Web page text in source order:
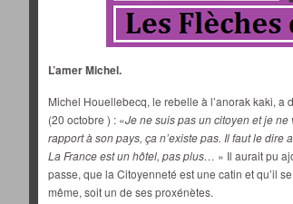
L’amer Michel.
Michel Houellebecq, le rebelle à l’anorak kaki, a
(20 octobre ) : «Je ne suis pas un citoyen et je
rapport à son pays, ça n’existe pas. Il faut le dire
La France est un hôtel, pas plus… » Il aurait pu
passe, que la Citoyenneté est une catin et qu’il
même, soit un de ses proxénètes.